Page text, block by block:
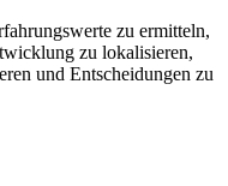
zu ermitteln,
zu lokalisieren,
und Entscheidungen zu